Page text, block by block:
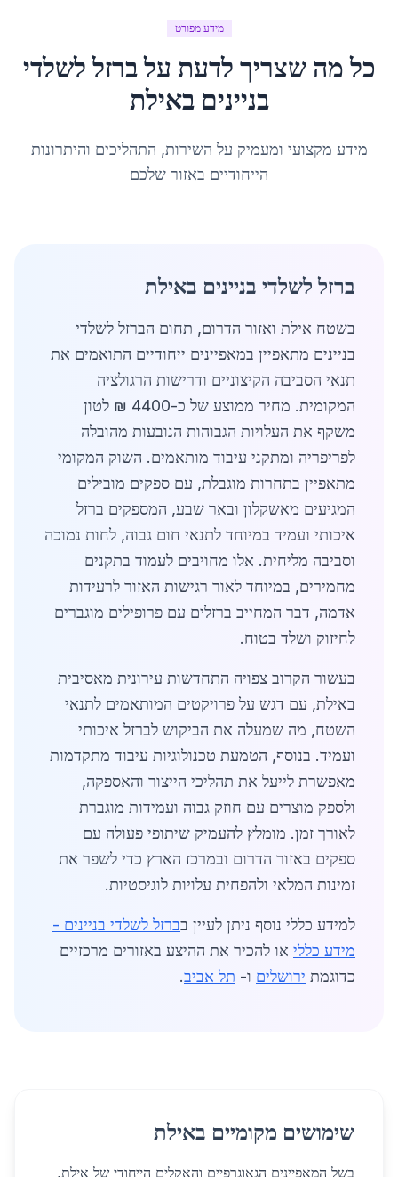
מידע מפורט
כל מה שצריך לדעת עלברזל לשלדי
בניינים באילת
מידע מקצועי ומעמיק על השירות, התהליכים והיתרונות
הייחודיים באזור שלכם
ברזל לשלדי בניינים באילת
בשטח אילת ואזור הדרום, תחום הברזל לשלדי
בניינים מתאפיין במאפיינים ייחודיים התואמים את
תנאי הסביבה הקיצוניים ודרישות הרגולציה
המקומית. מחיר ממוצע של כ-4400 ₪ לטון
משקף את העלויות הגבוהות הנובעות מהובלה
לפריפריה ומתקני עיבוד מותאמים. השוק המקומי
מתאפיין בתחרות מוגבלת, עם ספקים מובילים
המגיעים מאשקלון ובאר שבע, המספקים ברזל
איכותי ועמיד במיוחד לתנאי חום גבוה, לחות נמוכה
וסביבה מליחית. אלו מחויבים לעמוד בתקנים
מחמירים, במיוחד לאור רגישות האזור לרעידות
אדמה, דבר המחייב ברזלים עם פרופילים מוגברים
לחיזוק ושלד בטוח.
בעשור הקרוב צפויה התחדשות עירונית מאסיבית
באילת, עם דגש על פרויקטים המותאמים לתנאי
השטח, מה שמעלה את הביקוש לברזל איכותי
ועמיד. בנוסף, הטמעת טכנולוגיות עיבוד מתקדמות
מאפשרת לייעל את תהליכי הייצור והאספקה,
ולספק מוצרים עם חוזק גבוה ועמידות מוגברת
לאורך זמן. מומלץ להעמיק שיתופי פעולה עם
ספקים באזור הדרום ובמרכז הארץ כדי לשפר את
זמינות המלאי ולהפחית עלויות לוגיסטיות.
למידע כללי נוסף ניתן לעיין בברזל לשלדי בניינים -
מידע כללי או להכיר את ההיצע באזורים מרכזיים
כדוגמת ירושלים ו- תל אביב.
שימושים מקומיים באילת
בשל המאפיינים הגאוגרפיים והאקלים הייחודי של אילת,